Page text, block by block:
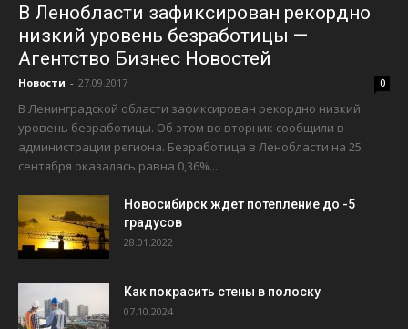
В Ленобласти зафиксирован рекордно
низкий уровень безработицы —
Агентство Бизнес Новостей
Новости - 27.09.2017 0
В Ленинградской области зафиксирован рекордно низкий
уровень безработицы. Об этом во вторник сообщили в
администрации региона. Безработица в Ленобласти на 25
сентября оказалась равна 0,36%....
Новосибирск ждет потепление до -5
градусов
28.01.2022
Как покрасить стены в полоску
07.10.2024